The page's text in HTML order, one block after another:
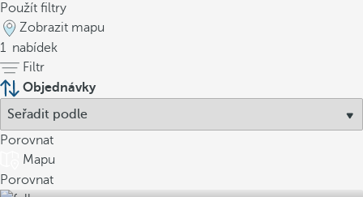
Použít filtry
Zobrazit mapu
1 nabídek
Filtr
Objednávky
Porovnat
Mapu
Porovnat